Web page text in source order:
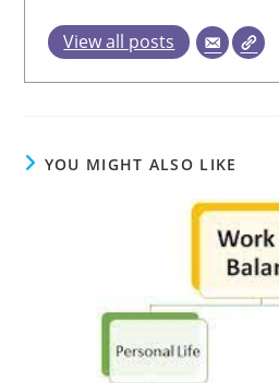
View all posts
YOU MIGHT ALSO LIKE